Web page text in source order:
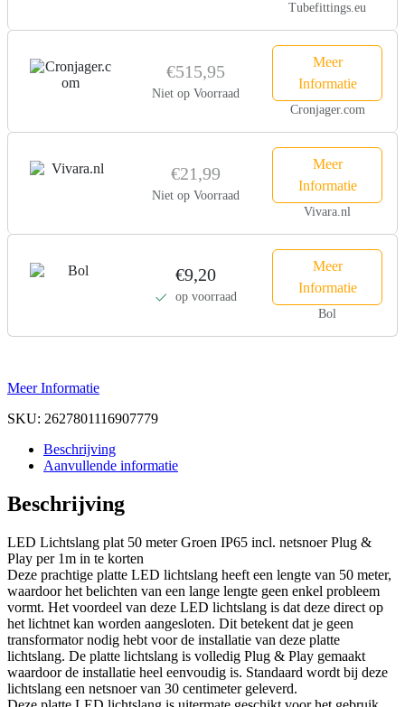
Tubefittings.eu
€515,95
Niet op Voorraad
Meer
Informatie
Cronjager.com
€21,99
Niet op Voorraad
Meer
Informatie
Vivara.nl
€9,20
op voorraad
Meer
Informatie
Bol
Meer Informatie
SKU: 2627801116907779
Beschrijving
Aanvullende informatie
Beschrijving
LED Lichtslang plat 50 meter Groen IP65 incl. netsnoer Plug &
Play per 1m in te korten
Deze prachtige platte LED lichtslang heeft een lengte van 50 meter,
waardoor het belichten van een lange lengte geen enkel probleem
vormt. Het voordeel van deze LED lichtslang is dat deze direct op
het lichtnet kan worden aangesloten. Dit betekent dat je geen
transformator nodig hebt voor de installatie van deze platte
lichtslang. De platte lichtslang is volledig Plug & Play gemaakt
waardoor de installatie heel eenvoudig is. Standaard wordt bij deze
lichtslang een netsnoer van 30 centimeter geleverd.